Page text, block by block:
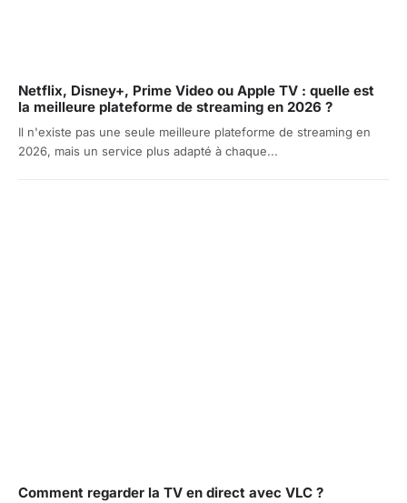
Netflix, Disney+, Prime Video ou Apple TV : quelle est
la meilleure plateforme de streaming en 2026 ?
Il n'existe pas une seule meilleure plateforme de streaming en
2026, mais un service plus adapté à chaque...
Comment regarder la TV en direct avec VLC ?